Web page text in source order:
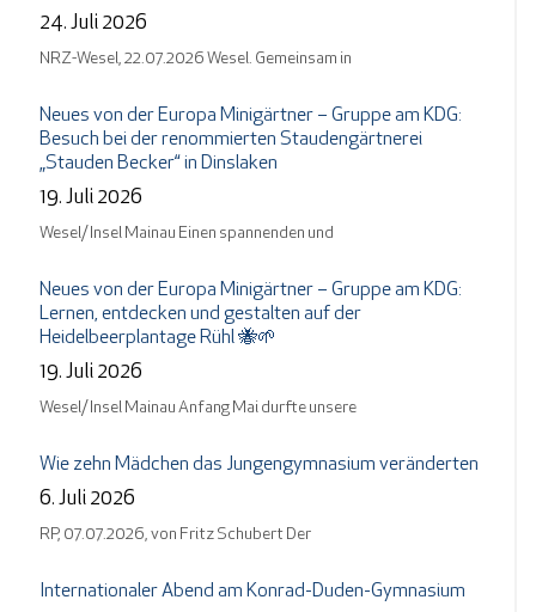
24. Juli 2026
NRZ-Wesel, 22.07.2026 Wesel. Gemeinsam in
Neues von der Europa Minigärtner – Gruppe am KDG:
Besuch bei der renommierten Staudengärtnerei
„Stauden Becker“ in Dinslaken
19. Juli 2026
Wesel/ Insel Mainau Einen spannenden und
Neues von der Europa Minigärtner – Gruppe am KDG:
Lernen, entdecken und gestalten auf der
Heidelbeerplantage Rühl 🐝🌱
19. Juli 2026
Wesel/ Insel Mainau Anfang Mai durfte unsere
Wie zehn Mädchen das Jungengymnasium veränderten
6. Juli 2026
RP, 07.07.2026, von Fritz Schubert Der
Internationaler Abend am Konrad-Duden-Gymnasium